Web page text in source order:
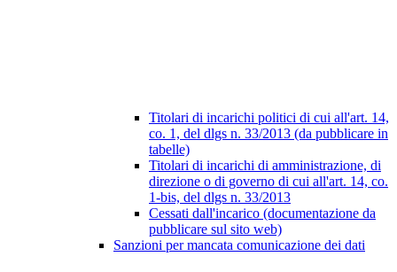
Titolari di incarichi politici di cui all'art. 14,
co. 1, del dlgs n. 33/2013 (da pubblicare in
tabelle)
Titolari di incarichi di amministrazione, di
direzione o di governo di cui all'art. 14, co.
1-bis, del dlgs n. 33/2013
Cessati dall'incarico (documentazione da
pubblicare sul sito web)
Sanzioni per mancata comunicazione dei dati